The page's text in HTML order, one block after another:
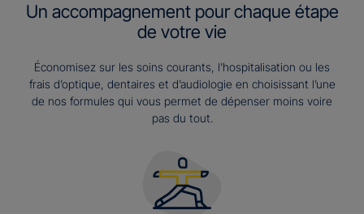
Un accompagnement pour chaque étape
de votre vie
Économisez sur les soins courants, l’hospitalisation ou les
frais d’optique, dentaires et d’audiologie en choisissant l’une
de nos formules qui vous permet de dépenser moins voire
pas du tout.